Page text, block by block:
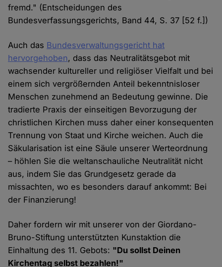
fremd." (Entscheidungen des
Bundesverfassungsgerichts, Band 44, S. 37 [52 f.])
Auch das Bundesverwaltungsgericht hat
hervorgehoben, dass das Neutralitätsgebot mit
wachsender kultureller und religiöser Vielfalt und bei
einem sich vergrößernden Anteil bekenntnisloser
Menschen zunehmend an Bedeutung gewinne. Die
tradierte Praxis der einseitigen Bevorzugung der
christlichen Kirchen muss daher einer konsequenten
Trennung von Staat und Kirche weichen. Auch die
Säkularisation ist eine Säule unserer Werteordnung
– höhlen Sie die weltanschauliche Neutralität nicht
aus, indem Sie das Grundgesetz gerade da
missachten, wo es besonders darauf ankommt: Bei
der Finanzierung!
Daher fordern wir mit unserer von der Giordano-
Bruno-Stiftung unterstützten Kunstaktion die
Einhaltung des 11. Gebots: "Du sollst Deinen
Kirchentag selbst bezahlen!"